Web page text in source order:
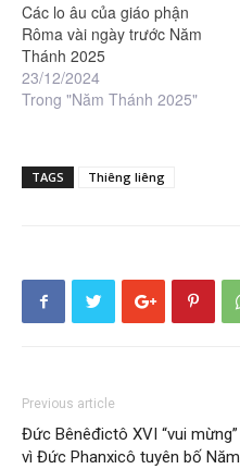
Các lo âu của giáo phận
Rôma vài ngày trước Năm
Thánh 2025
23/12/2024
Trong "Năm Thánh 2025"
TAGS Thiêng liêng
Previous article
Đức Bênêđictô XVI “vui mừng”
vì Đức Phanxicô tuyên bố Năm